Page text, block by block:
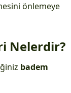
önlemeye
Nelerdir?
badem